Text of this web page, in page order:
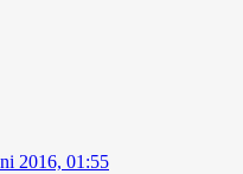
2016, 01:55